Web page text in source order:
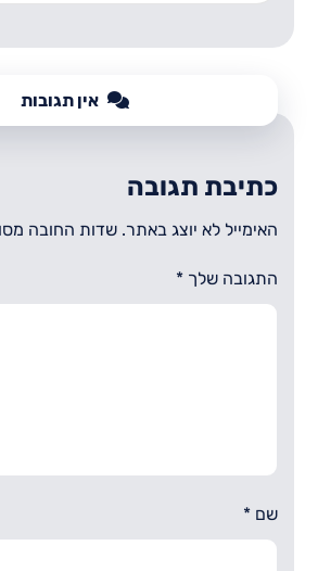
אין תגובות
כתיבת תגובה
האימייל לא יוצג באתר. שדות החובה
התגובה שלך*
שם*